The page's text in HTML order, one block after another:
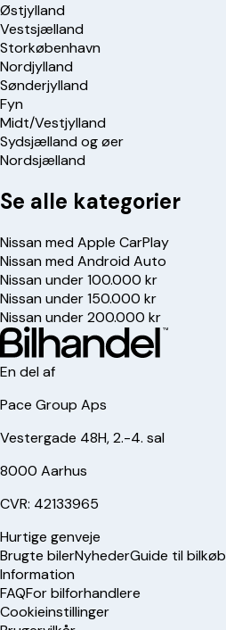
Østjylland
Vestsjælland
Storkøbenhavn
Nordjylland
Sønderjylland
Fyn
Midt/Vestjylland
Sydsjælland og øer
Nordsjælland
Se alle kategorier
Nissan med Apple CarPlay
Nissan med Android Auto
Nissan under 100.000 kr
Nissan under 150.000 kr
Nissan under 200.000 kr
En del af
Pace Group Aps
Vestergade 48H, 2.-4. sal
8000 Aarhus
CVR: 42133965
Hurtige genveje
Brugte bilerNyhederGuide til bilkøb
Information
FAQFor bilforhandlere
Cookieinstillinger